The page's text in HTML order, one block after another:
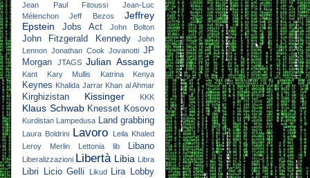
Jean Paul Fitoussi
Jean-Luc
Mélenchon
Jeff Bezos
Jeffrey
Epstein
Jobs Act John Bolton
John Fitzgerald Kennedy
John
Lennon Jonathan Cook Jovanotti JP
Morgan
JTAGS Julian Assange
Kant Kary Mullis Katrina Kenya
Keynes Khalida Jarrar Khan al Ahmar
Kirghizistan Kissinger KKK
Klaus Schwab Knesset Kosovo
Kurdistan Lampedusa Land grabbing
Laura Boldrini Lavoro
Leila Khaled
Leroy Merlin
Lettonia lib Libano
Liberalizzazioni Libertà Libia Libra
Libri Licio Gelli Likud Lira Lobby